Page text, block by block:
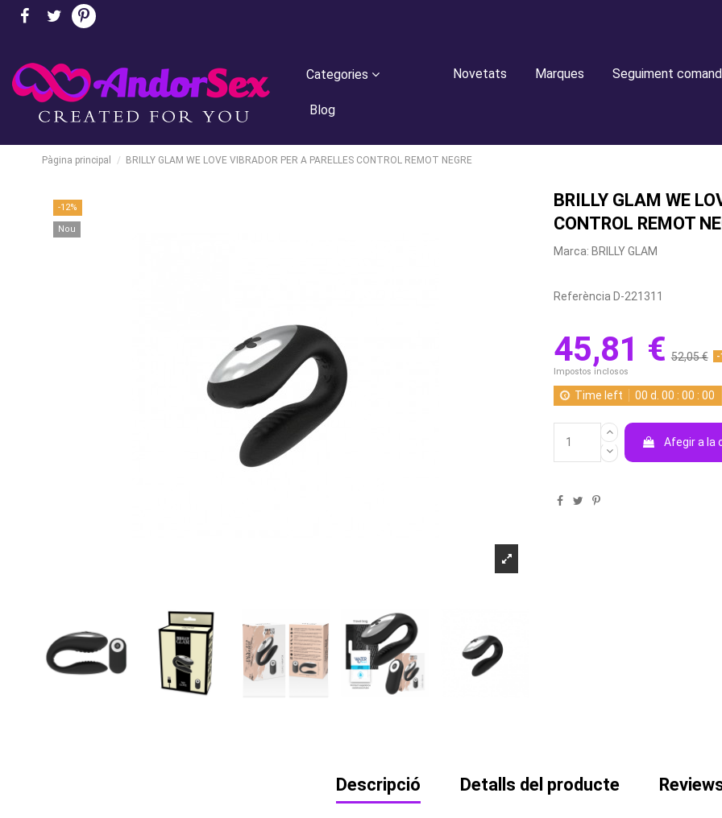
Categories Novetats Marques Seguiment
Blog
Pàgina principal BRILLY GLAM WE LOVE VIBRADOR PER A PARELLES CONTROL REMOT NEGRE
-12%
Nou
BRILLY GLAM WE
CONTROL REMOT
Marca: BRILLY GLAM
Referència D-221311
45,81 € 52,05 €
-
Impostos inclosos
Time left 00 d. 00 :00 :00
Afegir a la
Descripció Detalls del producte